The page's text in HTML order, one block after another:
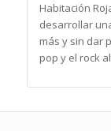
Habitación
desarrollar
más y sin dar
pop y el rock